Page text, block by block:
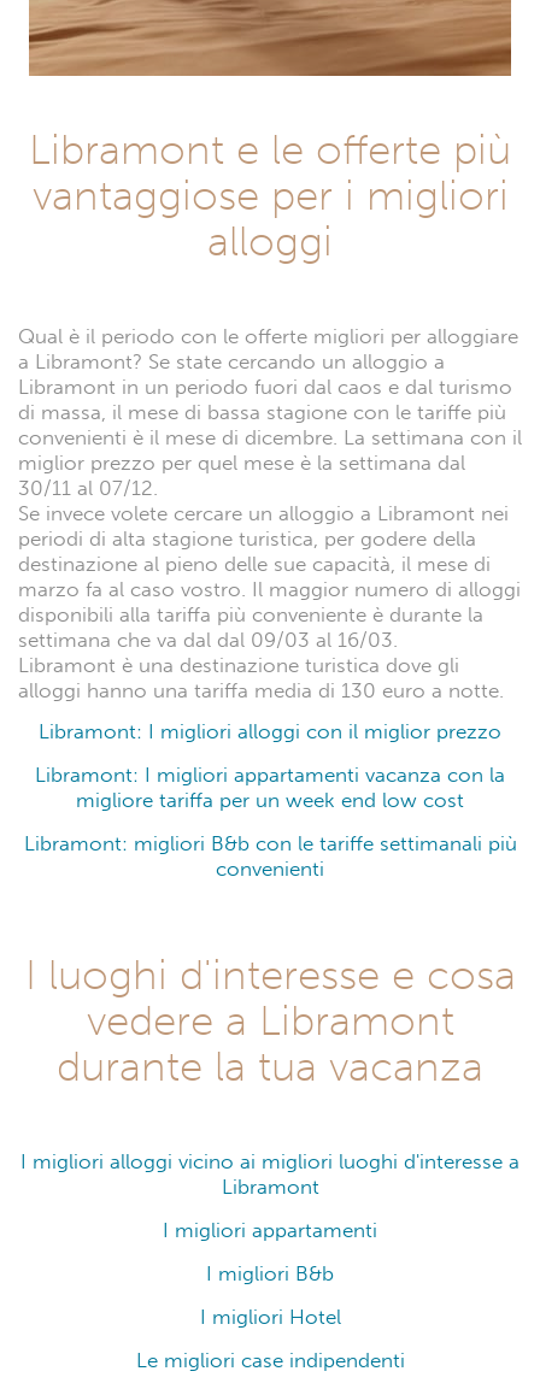
Libramont e le offerte più
vantaggiose per i migliori
alloggi
Qual è il periodo con le offerte migliori per alloggiare
a Libramont? Se state cercando un alloggio a
Libramont in un periodo fuori dal caos e dal turismo
di massa, il mese di bassa stagione con le tariffe più
convenienti è il mese di dicembre. La settimana con il
miglior prezzo per quel mese è la settimana dal
30/11 al 07/12.
Se invece volete cercare un alloggio a Libramont nei
periodi di alta stagione turistica, per godere della
destinazione al pieno delle sue capacità, il mese di
marzo fa al caso vostro. Il maggior numero di alloggi
disponibili alla tariffa più conveniente è durante la
settimana che va dal dal 09/03 al 16/03.
Libramont è una destinazione turistica dove gli
alloggi hanno una tariffa media di 130 euro a notte.
Libramont: I migliori alloggi con il miglior prezzo
Libramont: I migliori appartamenti vacanza con la
migliore tariffa per un week end low cost
Libramont: migliori B&b con le tariffe settimanali più
convenienti
I luoghi d'interesse e cosa
vedere a Libramont
durante la tua vacanza
I migliori alloggi vicino ai migliori luoghi d'interesse a
Libramont
I migliori appartamenti
I migliori B&b
I migliori Hotel
Le migliori case indipendenti